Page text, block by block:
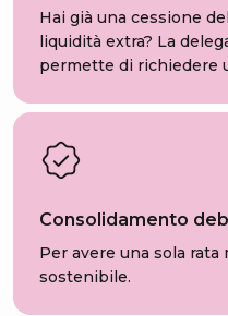
Hai già una cessione
liquidità extra? La
permette di richiedere
Consolidamento
Per avere una sola rata
sostenibile.